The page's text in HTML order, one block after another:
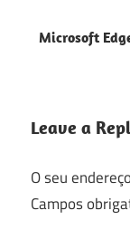
Microsoft
Leave a
O seu
Campos